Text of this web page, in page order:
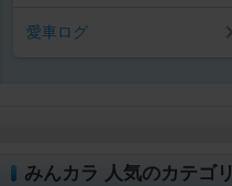
愛車ログ
みんカラ 人気のカテゴリ